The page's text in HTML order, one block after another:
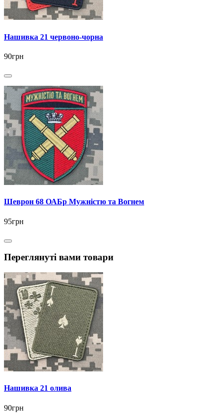
Нашивка 21 червоно-чорна
90грн
Шеврон 68 ОАБр Мужністю та Вогнем
95грн
Переглянуті вами товари
Нашивка 21 олива
90грн